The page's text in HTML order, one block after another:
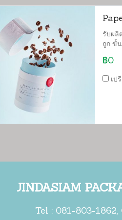
รับผลิ
ถูก ขั้
฿0
เป
JINDASIAM
Tel : 081-803-1862,